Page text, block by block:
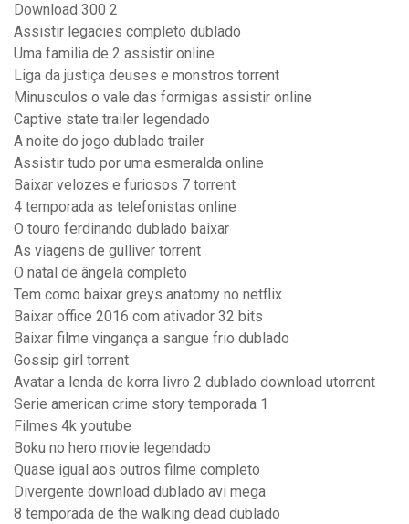
Download 300 2
Assistir legacies completo dublado
Uma familia de 2 assistir online
Liga da justiça deuses e monstros torrent
Minusculos o vale das formigas assistir online
Captive state trailer legendado
A noite do jogo dublado trailer
Assistir tudo por uma esmeralda online
Baixar velozes e furiosos 7 torrent
4 temporada as telefonistas online
O touro ferdinando dublado baixar
As viagens de gulliver torrent
O natal de ângela completo
Tem como baixar greys anatomy no netflix
Baixar office 2016 com ativador 32 bits
Baixar filme vingança a sangue frio dublado
Gossip girl torrent
Avatar a lenda de korra livro 2 dublado download utorrent
Serie american crime story temporada 1
Filmes 4k youtube
Boku no hero movie legendado
Quase igual aos outros filme completo
Divergente download dublado avi mega
8 temporada de the walking dead dublado